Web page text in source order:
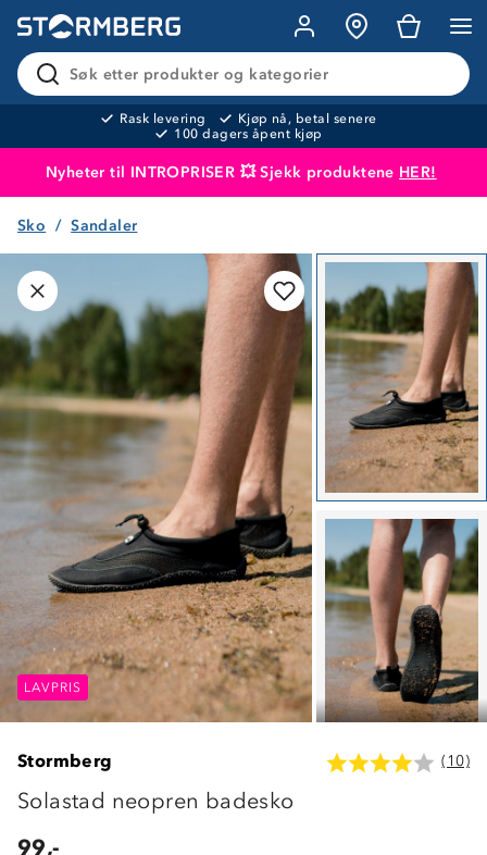
Søk etter produkter og kategorier
Rask levering
Kjøp nå, betal senere
100 dagers åpent kjøp
Nyheter til INTROPRISER 💥 Sjekk produktene HER!
Produktet er lagt i handlekurven
Sko Sandaler
LAVPRIS LAVPRIS
LAVPRIS
Stormberg (10)
Solastad neopren badesko
99,-